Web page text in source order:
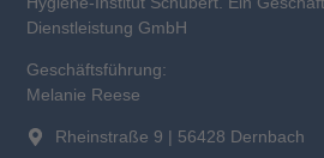
Dienstleistung GmbH
Geschäftsführung:
Melanie Reese
Rheinstraße 9 | 56428 Dernbach